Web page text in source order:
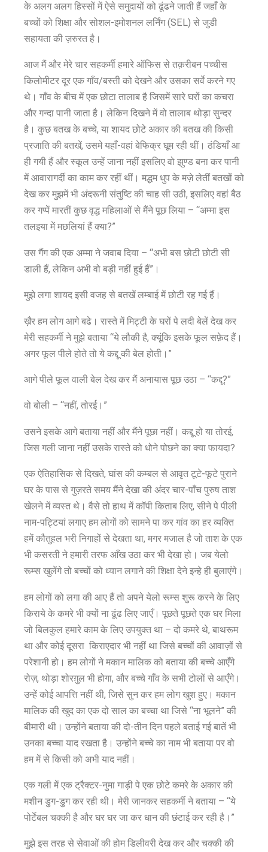
के अलग अलग हिस्सों में ऐसे समुदायों को ढूंढने जाती हैं जहाँ के
बच्चों को शिक्षा और सोशल-इमोशनल लर्निंग (SEL) से जुडी
सहायता की ज़रुरत है।
आज मैं और मेरे चार सहकर्मी हमारे ऑफिस से तक़रीबन पच्चीस
किलोमीटर दूर एक गाँव/बस्ती को देखने और उसका सर्वे करने गए
थे। गाँव के बीच में एक छोटा तालाब है जिसमें सारे घरों का कचरा
और गन्दा पानी जाता है। लेकिन दिखने में वो तालाब थोड़ा सुन्दर
है। कुछ बतख के बच्चे, या शायद छोटे अकार की बतख की किसी
प्रजाति की बतखें, उसमे यहाँ-वहां बेफिक्र घूम रही थीं। ठंडियाँ आ
ही गयी हैं और स्कूल उन्हें जाना नहीं इसलिए वो झुण्ड बना कर पानी
में आवारागर्दी का काम कर रहीं थीं। मद्धम धुप के मज़े लेतीं बतखों को
देख कर मुझमें भी अंदरूनी संतुष्टि की चाह सी उठी, इसलिए वहां बैठ
कर गप्पें मारतीं कुछ वृद्ध महिलाओं से मैंने पूछ लिया – “अम्मा इस
तलइया में मछलियां हैं क्या?”
उस गैंग की एक अम्मा ने जवाब दिया – “अभी बस छोटी छोटी सी
डाली हैं, लेकिन अभी वो बड़ी नहीं हुई हैं”।
मुझे लगा शायद इसी वजह से बतखें लम्बाई में छोटी रह गई हैं।
ख़ैर हम लोग आगे बढे। रास्ते में मिट्टी के घरों पे लदी बेलें देख कर
मेरी सहकर्मी ने मुझे बताया “ये लौकी है, क्यूंकि इसके फूल सफ़ेद हैं।
अगर फूल पीले होते तो ये कद्दू की बेल होती।”
आगे पीले फूल वाली बेल देख कर मैं अनायास पूछ उठा – “कद्दू?”
वो बोली – “नहीं, तोरई।”
उसने इसके आगे बताया नहीं और मैंने पूछा नहीं। कद्दू हो या तोरई,
जिस गली जाना नहीं उसके रास्ते को धोने पोछने का क्या फायदा?
एक ऐतिहासिक से दिखते, घांस की कम्बल से आवृत टूटे-फूटे पुराने
घर के पास से गुज़रते समय मैंने देखा की अंदर चार-पाँच पुरुष ताश
खेलने में व्यस्त थे। वैसे तो हाथ में कॉपी किताब लिए, सीने पे पीली
नाम-पट्टियां लगाए हम लोगों को सामने पा कर गांव का हर व्यक्ति
हमें कौतुहल भरी निगाहों से देखता था, मगर मजाल है जो ताश के एक
भी कसरती ने हमारी तरफ आँख उठा कर भी देखा हो। जब येलो
रूम्स खुलेंगे तो बच्चों को ध्यान लगाने की शिक्षा देने इन्हे ही बुलाएंगे।
हम लोगों को लगा की आए हैं तो अपने येलो रूम्स शुरू करने के लिए
किराये के कमरे भी क्यों ना ढूंढ लिए जाएँ। पूछते पूछते एक घर मिला
जो बिलकुल हमारे काम के लिए उपयुक्त था – दो कमरे थे, बाथरूम
था और कोई दूसरा किराएदार भी नहीं था जिसे बच्चों की आवाज़ों से
परेशानी हो। हम लोगों ने मकान मालिक को बताया की बच्चे आएँगे
रोज़, थोड़ा शोरग़ुल भी होगा, और बच्चे गाँव के सभी टोलों से आएँगे।
उन्हें कोई आपत्ति नहीं थी, जिसे सुन कर हम लोग खुश हुए। मकान
मालिक की खुद का एक दो साल का बच्चा था जिसे “ना भूलने” की
बीमारी थी। उन्होंने बताया की दो-तीन दिन पहले बताई गई बातें भी
उनका बच्चा याद रखता है। उन्होंने बच्चे का नाम भी बताया पर वो
हम में से किसी को अभी याद नहीं।
एक गली में एक ट्रैक्टर-नुमा गाड़ी पे एक छोटे कमरे के अकार की
मशीन डुग-डुग कर रही थी। मेरी जानकर सहकर्मी ने बताया – “ये
पोर्टेबल चक्की है और घर घर जा कर धान की छंटाई कर रही है।”
मुझे इस तरह से सेवाओं की होम डिलीवरी देख कर और चक्की की